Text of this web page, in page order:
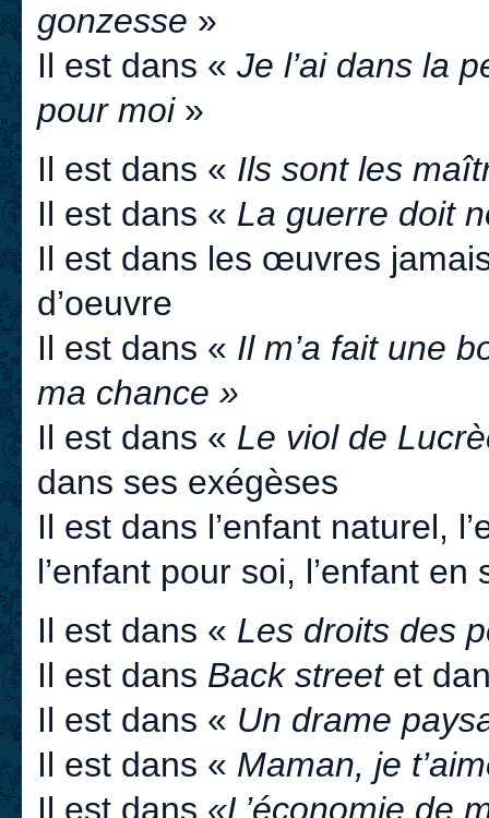
gonzesse »
Il est dans « Je l’ai dans la
pour moi»
Il est dans « Ils sont les
Il est dans « La guerre doit
Il est dans les œuvres
d’oeuvre
Il est dans « Il m’a fait une
ma chance »
Il est dans « Le viol de
dans ses exégèses
Il est dans l’enfant naturel,
l’enfant pour soi, l’enfant en
Il est dans « Les droits des
Il est dans Back streetet
Il est dans « Un drame
Il est dans « Maman, je
Il est dans «L’économie de